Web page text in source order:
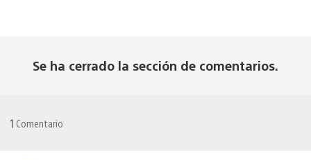
Se ha cerrado la sección de comentarios.
1 Comentario